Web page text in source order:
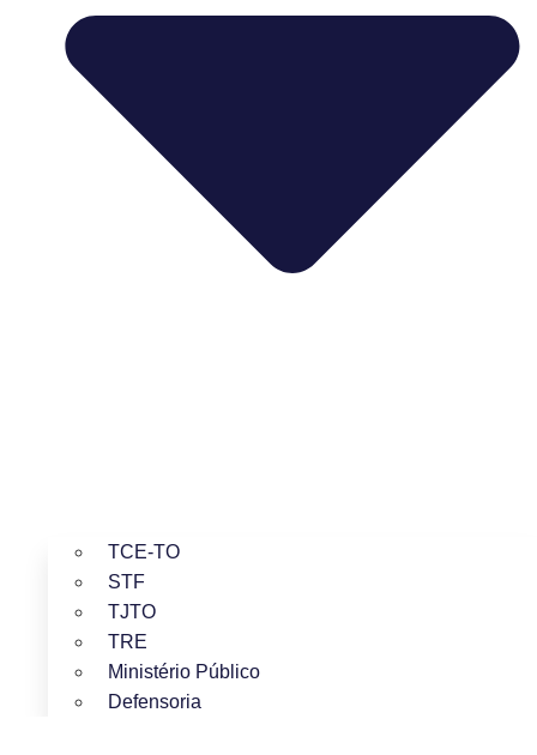
TCE-TO
STF
TJTO
TRE
Ministério Público
Defensoria